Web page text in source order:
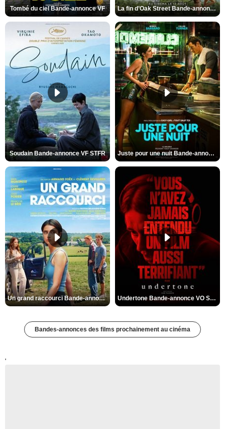
Tombé du ciel Bande-annonce VF La fin d’Oak Street Bande-annonce VO STFR
Soudain Bande-annonce VF STFR Juste pour une nuit Bande-annonce VO STFR
Un grand raccourci Bande-annonce VF Undertone Bande-annonce VO STFR
Bandes-annonces des films prochainement au cinéma
'